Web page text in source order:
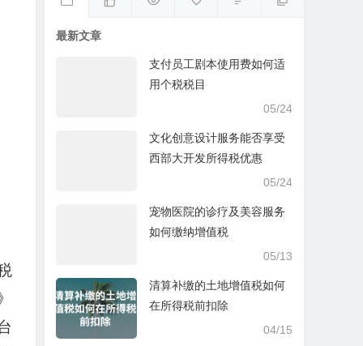
最新文章
支付员工剧本使用费如何适
用个税税目
05/24
文化创意设计服务能否享受
西部大开发所得税优惠
05/24
宠物医院的诊疗及美容服务
如何缴纳增值税
05/13
清算补缴的土地增值税如何
在所得税前扣除
04/15